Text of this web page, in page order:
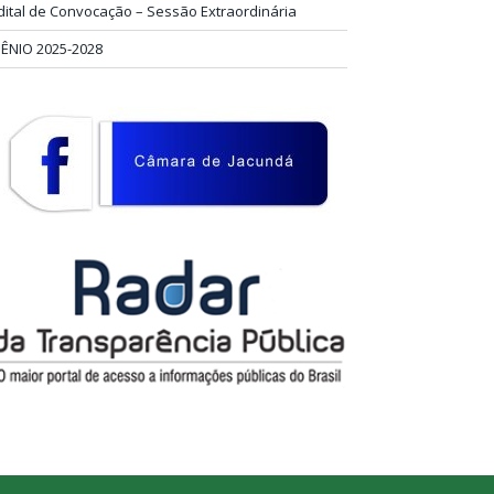
de Convocação – Sessão Extraordinária
2025-2028